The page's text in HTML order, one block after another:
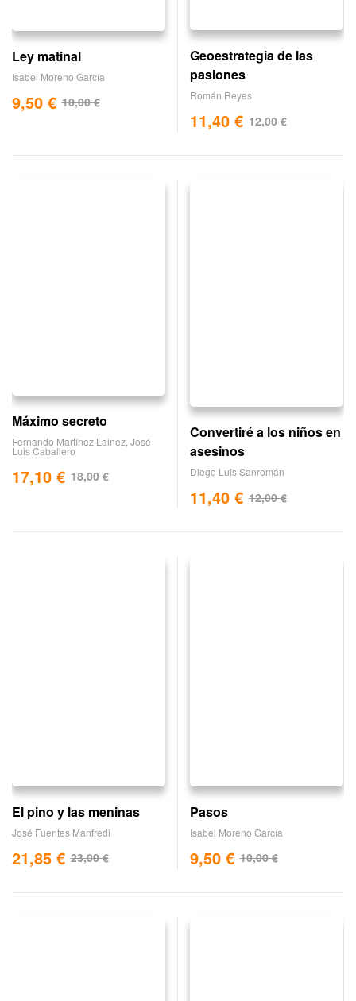
Ley matinal
Isabel Moreno García
10,00€
9,50 €
Geoestrategia de las
pasiones
Román Reyes
12,00€
11,40 €
Máximo secreto
Fernando Martínez Lainez José
Luis Caballero
18,00€
17,10 €
Convertiré a los niños en
asesinos
Diego Luis Sanromán
12,00€
11,40 €
El pino y las meninas
José Fuentes Manfredi
23,00€
21,85 €
Pasos
Isabel Moreno García
10,00€
9,50 €